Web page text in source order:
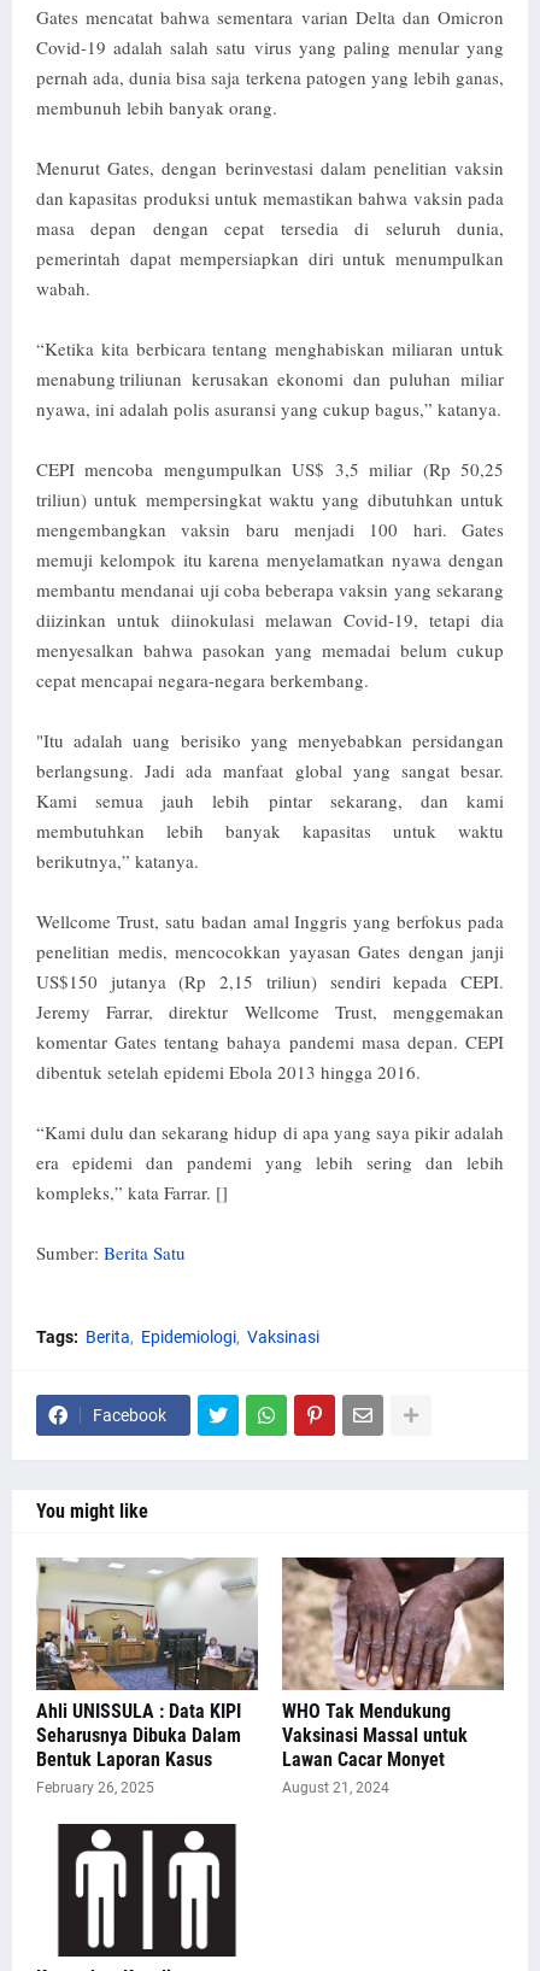
Gates mencatat bahwa sementara varian Delta dan Omicron
Covid-19 adalah salah satu virus yang paling menular yang
pernah ada, dunia bisa saja terkena patogen yang lebih ganas,
membunuh lebih banyak orang.
Menurut Gates, dengan berinvestasi dalam penelitian vaksin
dan kapasitas produksi untuk memastikan bahwa vaksin pada
masa depan dengan cepat tersedia di seluruh dunia,
pemerintah dapat mempersiapkan diri untuk menumpulkan
wabah.
“Ketika kita berbicara tentang menghabiskan miliaran untuk
menabung triliunan kerusakan ekonomi dan puluhan miliar
nyawa, ini adalah polis asuransi yang cukup bagus,” katanya.
CEPI mencoba mengumpulkan US$ 3,5 miliar (Rp 50,25
triliun) untuk mempersingkat waktu yang dibutuhkan untuk
mengembangkan vaksin baru menjadi 100 hari. Gates
memuji kelompok itu karena menyelamatkan nyawa dengan
membantu mendanai uji coba beberapa vaksin yang sekarang
diizinkan untuk diinokulasi melawan Covid-19, tetapi dia
menyesalkan bahwa pasokan yang memadai belum cukup
cepat mencapai negara-negara berkembang.
"Itu adalah uang berisiko yang menyebabkan persidangan
berlangsung. Jadi ada manfaat global yang sangat besar.
Kami semua jauh lebih pintar sekarang, dan kami
membutuhkan lebih banyak kapasitas untuk waktu
berikutnya,” katanya.
Wellcome Trust, satu badan amal Inggris yang berfokus pada
penelitian medis, mencocokkan yayasan Gates dengan janji
US$150 jutanya (Rp 2,15 triliun) sendiri kepada CEPI.
Jeremy Farrar, direktur Wellcome Trust, menggemakan
komentar Gates tentang bahaya pandemi masa depan. CEPI
dibentuk setelah epidemi Ebola 2013 hingga 2016.
“Kami dulu dan sekarang hidup di apa yang saya pikir adalah
era epidemi dan pandemi yang lebih sering dan lebih
kompleks,” kata Farrar. []
Sumber: Berita Satu
Tags: Berita Epidemiologi Vaksinasi
Facebook
You might like
Ahli UNISSULA : Data KIPI
Seharusnya Dibuka Dalam
Bentuk Laporan Kasus
February 26, 2025
WHO Tak Mendukung
Vaksinasi Massal untuk
Lawan Cacar Monyet
August 21, 2024